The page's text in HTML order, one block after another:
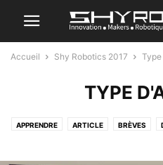
Accueil Shy Robotics 2017
TYPE
APPRENDRE ARTICLE BRÈVES